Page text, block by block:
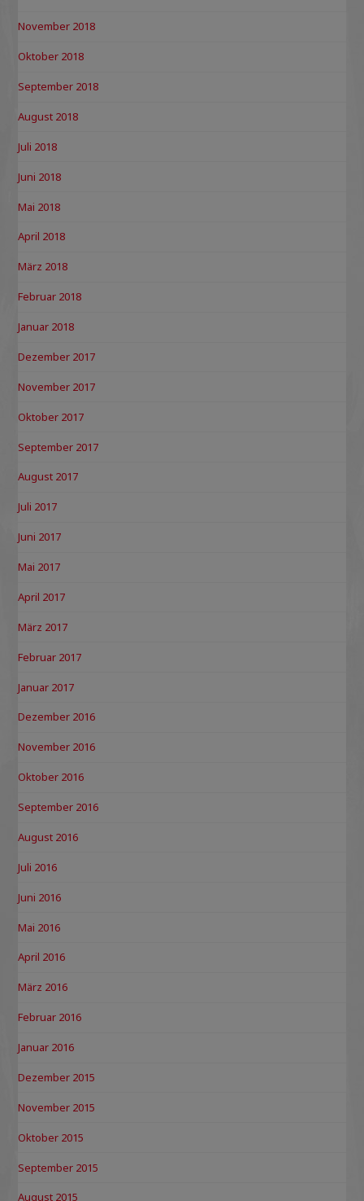
November 2018
Oktober 2018
September 2018
August 2018
Juli 2018
Juni 2018
Mai 2018
April 2018
März 2018
Februar 2018
Januar 2018
Dezember 2017
November 2017
Oktober 2017
September 2017
August 2017
Juli 2017
Juni 2017
Mai 2017
April 2017
März 2017
Februar 2017
Januar 2017
Dezember 2016
November 2016
Oktober 2016
September 2016
August 2016
Juli 2016
Juni 2016
Mai 2016
April 2016
März 2016
Februar 2016
Januar 2016
Dezember 2015
November 2015
Oktober 2015
September 2015
August 2015